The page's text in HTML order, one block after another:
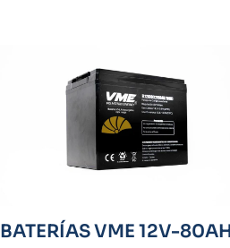
BATERÍAS VME 12V-